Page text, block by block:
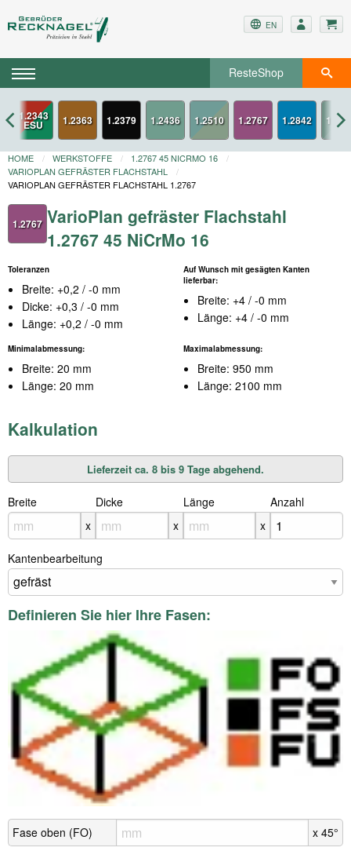
EN
ResteShop
1.2343
ESU 1.2363 1.2379 1.2767 1.2842
HOME WERKSTOFFE
1.2767 45 NICRMO 16
VARIOPLAN GEFRÄSTER FLACHSTAHL
VARIOPLAN GEFRÄSTER FLACHSTAHL 1.2767
1.2767 VarioPlan gefräster Flachstahl
1.2767 45 NiCrMo 16
Toleranzen
Breite: +0,2 / -0 mm
Dicke: +0,3 / -0 mm
Länge: +0,2 / -0 mm
Auf Wunsch mit gesägten Kanten
lieferbar:
Breite: +4 / -0 mm
Länge: +4 / -0 mm
Minimalabmessung:
Breite: 20 mm
Länge: 20 mm
Maximalabmessung:
Breite: 950 mm
Länge: 2100 mm
Kalkulation
Lieferzeit ca. 8 bis 9 Tage abgehend.
Breite Dicke Länge
Anzahl
x
x x
Kantenbearbeitung
Definieren Sie hier Ihre Fasen:
Fase oben (FO) x 45°